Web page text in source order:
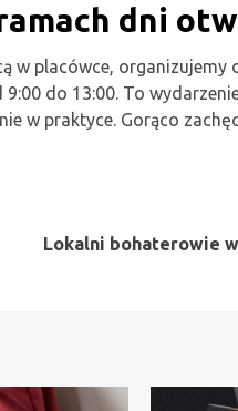
dni
w placówce,
do 13:00. To
w praktyce. Gorąco
Lokalni bohaterowie